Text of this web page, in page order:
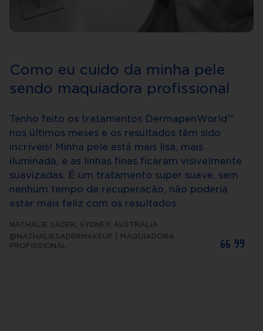
Como eu cuido da minha pele
sendo maquiadora profissional
Tenho feito os tratamentos DermapenWorld™
nos últimos meses e os resultados têm sido
incríveis! Minha pele está mais lisa, mais
iluminada, e as linhas finas ficaram visivelmente
suavizadas. É um tratamento super suave, sem
nenhum tempo de recuperação, não poderia
estar mais feliz com os resultados.
NATHALIE SADER SYDNEY, AUSTRÁLIA
@NATHALIESADERMAKEUP | MAQUIADORA
PROFISSIONAL